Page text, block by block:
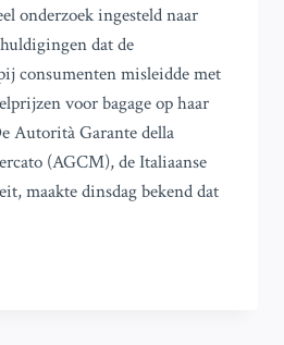
onderzoek ingesteld naar
dat de
consumenten misleidde met
voor bagage op haar
Autorità Garante della
(AGCM), de Italiaanse
maakte dinsdag bekend dat